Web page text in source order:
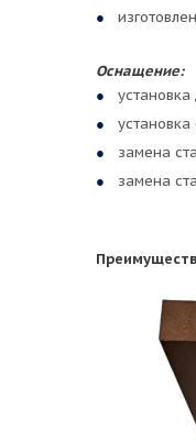
Оснащение:
замена
замена